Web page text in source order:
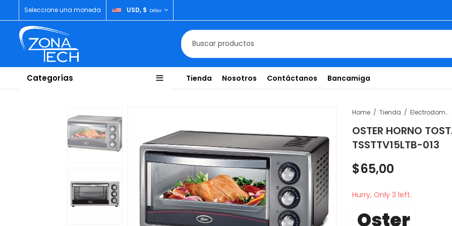
Seleccione una moneda USD, $ Dólar
Categorías Tienda Nosotros Contáctanos Bancamiga
Home Tienda Electrodomésticos
OSTER HORNO
TSSTTV15LTB-013
$65,00
Hurry, Only 3 left.
Oster